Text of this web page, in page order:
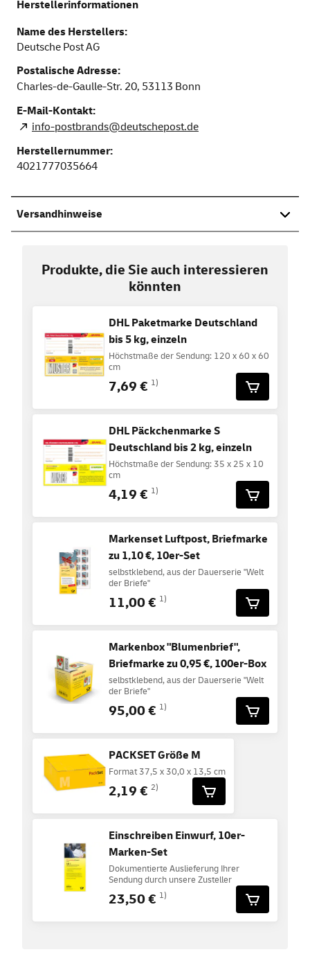
Herstellerinformationen
Name des Herstellers:
Deutsche Post AG
Postalische Adresse:
Charles-de-Gaulle-Str. 20, 53113 Bonn
E-Mail-Kontakt:
info-postbrands@deutschepost.de
Herstellernummer:
4021777035664
Versandhinweise
Produkte, die Sie auch interessieren
könnten
DHL Paketmarke Deutschland
bis 5 kg, einzeln
Höchstmaße der Sendung: 120 x 60 x 60
cm
7,69 € 1)
DHL Päckchenmarke S
Deutschland bis 2 kg, einzeln
Höchstmaße der Sendung: 35 x 25 x 10
cm
4,19 € 1)
Markenset Luftpost, Briefmarke
zu 1,10 €, 10er-Set
selbstklebend, aus der Dauerserie "Welt
der Briefe"
11,00 € 1)
Markenbox "Blumenbrief",
Briefmarke zu 0,95 €, 100er-Box
selbstklebend, aus der Dauerserie "Welt
der Briefe"
95,00 € 1)
PACKSET Größe M
Format 37,5 x 30,0 x 13,5 cm
2,19 € 2)
Einschreiben Einwurf, 10er-
Marken-Set
Dokumentierte Auslieferung Ihrer
Sendung durch unsere Zusteller
23,50 € 1)